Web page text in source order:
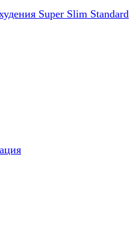
Super Slim Standard